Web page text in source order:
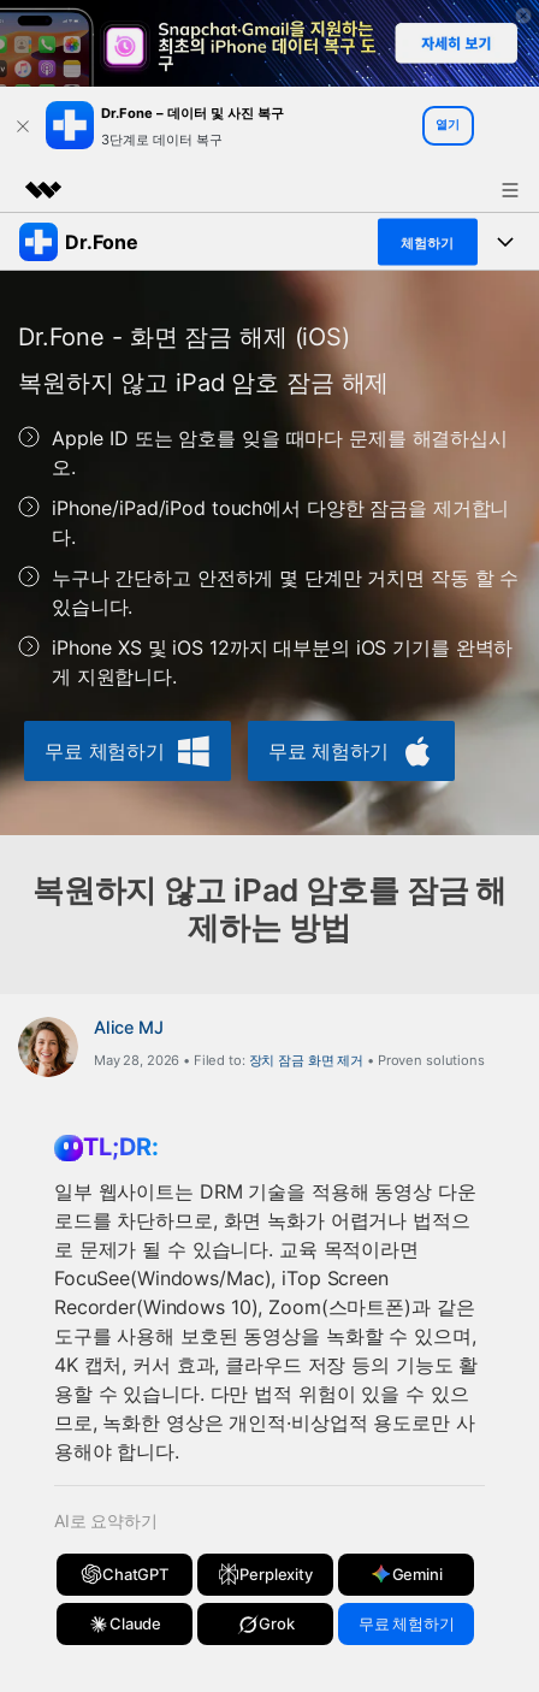
Dr.Fone – 데이터 및 사진 복구
3단계로 데이터 복구
열기
주요 제품
유틸리티
개요
솔루션
뉴스룸
도움말 센터
Dr.Fone 체험하기
폴 툴킷 보기 >
모바일
온라인
더 보기
탐색 및 발견
닥터폰 하이라이트 살펴보기
사용 방법은 무엇입니까?
고객 지원 센터
다운로드 센터
공식 설치 파일 및 최신 버전 업데이트를 제공
리소스 허브
3,000개 이상의 사용 가이드, 전문가 팁 및 최
사용 가이드
🔓️온라인 잠금 해제
iOS26 다운그레이드
무료 다운로드
검색하기
Dr.Fone - 화면 잠금 해제 (iOS)
복원하지 않고 iPad 암호 잠금 해제
Apple ID 또는 암호를 잊을 때마다 문제를 해결하십시
오.
iPhone/iPad/iPod touch에서 다양한 잠금을 제거합니
다.
누구나 간단하고 안전하게 몇 단계만 거치면 작동 할 수
있습니다.
iPhone XS 및 iOS 12까지 대부분의 iOS 기기를 완벽하
게 지원합니다.
무료 체험하기 무료 체험하기
복원하지 않고 iPad 암호를 잠금 해
제하는 방법
Alice MJ
May 28, 2026 • Filed to: 장치 잠금 화면 제거 • Proven solutions
TL;DR:
일부 웹사이트는 DRM 기술을 적용해 동영상 다운
로드를 차단하므로, 화면 녹화가 어렵거나 법적으
로 문제가 될 수 있습니다. 교육 목적이라면
FocuSee(Windows/Mac), iTop Screen
Recorder(Windows 10), Zoom(스마트폰)과 같은
도구를 사용해 보호된 동영상을 녹화할 수 있으며,
4K 캡처, 커서 효과, 클라우드 저장 등의 기능도 활
용할 수 있습니다. 다만 법적 위험이 있을 수 있으
므로, 녹화한 영상은 개인적·비상업적 용도로만 사
용해야 합니다.
AI로 요약하기
ChatGPT Perplexity Gemini
Claude Grok 무료 체험하기